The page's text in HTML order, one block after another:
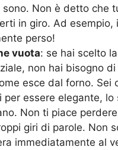
sono. Non è detto che
in giro. Ad
perso!
vuota: se hai scelto
non hai bisogno
esce dal forno. Sei
per essere elegante,
Non ti piace
giri di parole. Non
immediatamente al